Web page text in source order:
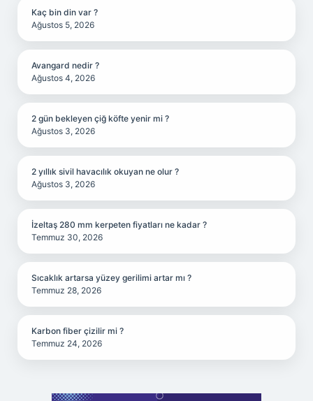
Kaç bin din var ?
Ağustos 5, 2026
Avangard nedir ?
Ağustos 4, 2026
2 gün bekleyen çiğ köfte yenir mi ?
Ağustos 3, 2026
2 yıllık sivil havacılık okuyan ne olur ?
Ağustos 3, 2026
İzeltaş 280 mm kerpeten fiyatları ne kadar ?
Temmuz 30, 2026
Sıcaklık artarsa yüzey gerilimi artar mı ?
Temmuz 28, 2026
Karbon fiber çizilir mi ?
Temmuz 24, 2026